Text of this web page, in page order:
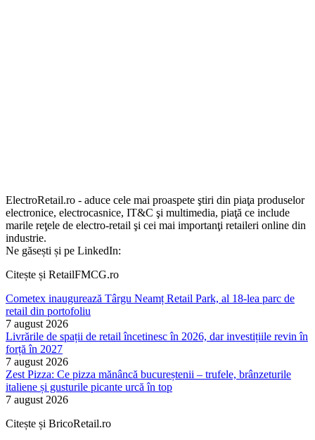
ElectroRetail.ro - aduce cele mai proaspete ştiri din piaţa produselor
electronice, electrocasnice, IT&C şi multimedia, piaţă ce include
marile reţele de electro-retail şi cei mai importanţi retaileri online din
industrie.
Ne găsești și pe LinkedIn:
Citește și RetailFMCG.ro
Cometex inaugurează Târgu Neamț Retail Park, al 18-lea parc de
retail din portofoliu
7 august 2026
Livrările de spații de retail încetinesc în 2026, dar investițiile revin în
forță în 2027
7 august 2026
Zest Pizza: Ce pizza mănâncă bucureștenii – trufele, brânzeturile
italiene și gusturile picante urcă în top
7 august 2026
Citește și BricoRetail.ro